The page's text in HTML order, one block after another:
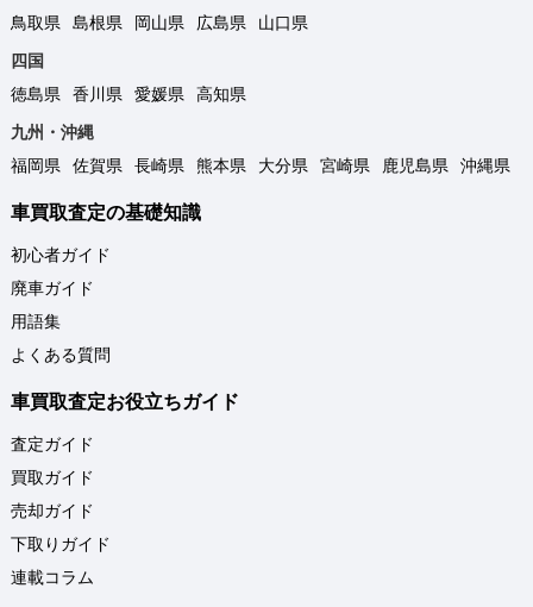
鳥取県
島根県 岡山県 広島県
山口県
四国
徳島県
香川県 愛媛県
高知県
九州・沖縄
福岡県
佐賀県 長崎県 熊本県 大分県 宮崎県 鹿児島県 沖縄県
車買取査定の基礎知識
初心者ガイド
廃車ガイド
用語集
よくある質問
車買取査定お役立ちガイド
査定ガイド
買取ガイド
売却ガイド
下取りガイド
連載コラム